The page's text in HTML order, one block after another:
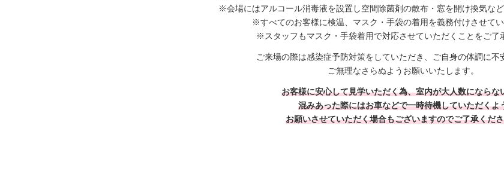
※会場にはアルコール消毒液を設置し空間除菌剤の散布・窓を開け換気など
※すべてのお客様に検温、マスク・手袋の着用を義務付けさせてい
※スタッフもマスク・手袋着用で対応させていただくことをご了
ご来場の際は感染症予防対策をしていただき、ご自身の体調に不
ご無理なさらぬようお願いいたします。
お客様に安心して見学いただく為、室内が大人数にならな
混みあった際にはお車などで一時待機していただくよ
お願いさせていただく場合もございますのでご了承くだ